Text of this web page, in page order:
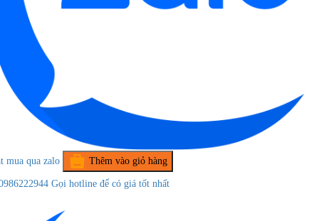
mua qua zalo Thêm vào giỏ hàng
Gọi hotline để có giá tốt nhất